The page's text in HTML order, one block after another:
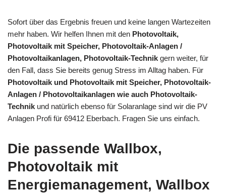
Sofort über das Ergebnis freuen und keine langen Wartezeiten
mehr haben. Wir helfen Ihnen mit den Photovoltaik,
Photovoltaik mit Speicher, Photovoltaik-Anlagen /
Photovoltaikanlagen, Photovoltaik-Technik gern weiter, für
den Fall, dass Sie bereits genug Stress im Alltag haben. Für
Photovoltaik und Photovoltaik mit Speicher, Photovoltaik-
Anlagen / Photovoltaikanlagen wie auch Photovoltaik-
Technik und natürlich ebenso für Solaranlage sind wir die PV
Anlagen Profi für 69412 Eberbach. Fragen Sie uns einfach.
Die passende Wallbox,
Photovoltaik mit
Energiemanagement, Wallbox